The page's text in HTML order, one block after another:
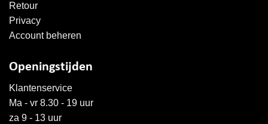
Retour
Privacy
Account beheren
Openingstijden
Klantenservice
Ma - vr 8.30 - 19 uur
za 9 - 13 uur